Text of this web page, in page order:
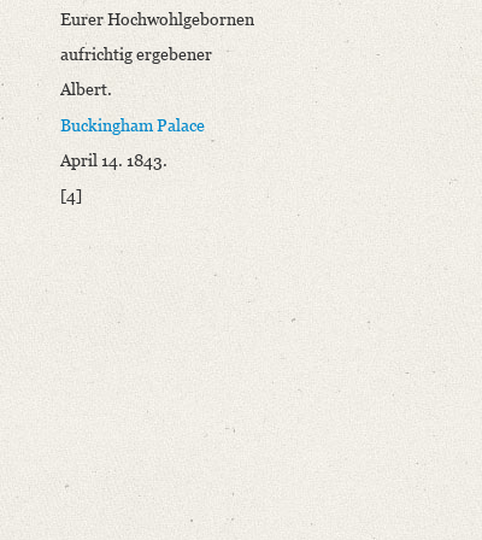
Number of Pages: 3 S. auf Doppelbl., hs. m. U.
Format: 22,7 x 18,6 cm
Language
German
Eurer Hochwohlgebornen
aufrichtig ergebener
Albert.
Buckingham Palace
April 14. 1843.
[4]